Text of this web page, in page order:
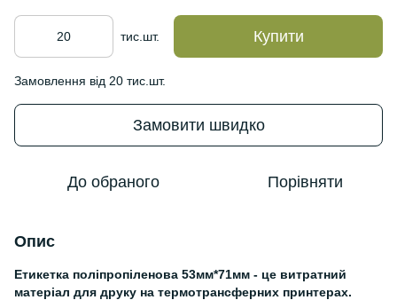
тис.шт. Купити
Замовлення від 20 тис.шт.
Замовити швидко
До обраного Порівняти
Опис
Етикетка поліпропіленова 53мм*71мм - це витратний
матеріал для друку на термотрансферних принтерах.